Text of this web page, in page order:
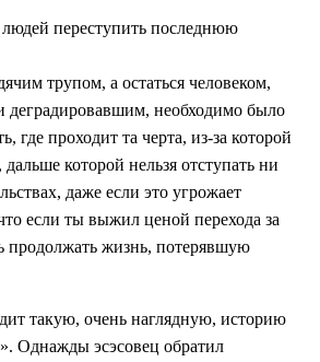
переступить последнюю
трупом, а остаться человеком,
необходимо было
где проходит та черта, из-за которой
дальше которой нельзя отступать ни
даже если это угрожает
если ты выжил ценой перехода за
продолжать жизнь, потерявшую
такую, очень наглядную, историю
Однажды эсэсовец обратил